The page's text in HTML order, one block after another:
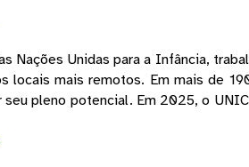
Nações Unidas para a Infância,
locais mais remotos. Em mais de
seu pleno potencial. Em 2025, o